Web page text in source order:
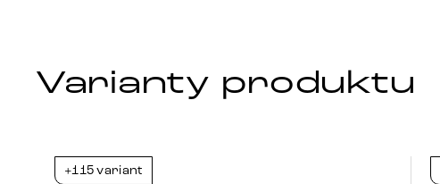
Varianty produktu
+115 variant